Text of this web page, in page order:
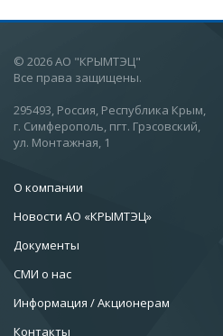
© 2026 АО "КРЫМТЭЦ"
Все права защищены.
295493, Россия, Республика Крым,
г. Симферополь, пгт. Грэсовский,
ул. Монтажная, 1
О компании
Новости АО «КРЫМТЭЦ»
Документы
СМИ о нас
Информация / Акционерам
Контакты